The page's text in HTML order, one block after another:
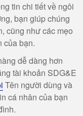
tin chi tiết về ngôi
bạn giúp chúng
cũng như các mẹo
của bạn.
dễ dàng hơn
tài khoản SDG&E
Tên người dùng và
cá nhân của bạn